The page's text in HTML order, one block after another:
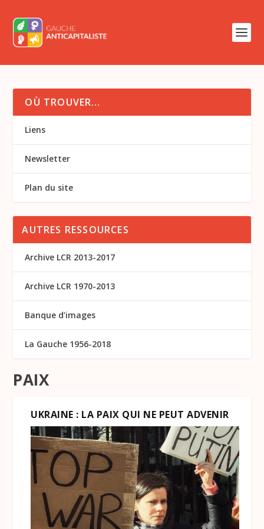
PAIX
UKRAINE : LA PAIX QUI NE PEUT ADVENIR
OÙ TROUVER…
Liens
Newsletter
Plan du site
AUTRES RESSOURCES
Archive LCR 2013-2017
Archive LCR 1970-2013
Banque d’images
La Gauche 1956-2018